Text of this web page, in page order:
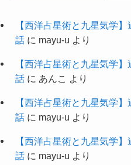
【西洋占星術と九星気学
話に mayu-u より
【西洋占星術と九星気学
話に あんこ より
【西洋占星術と九星気学
話に mayu-u より
【西洋占星術と九星気学
話に mayu-u より